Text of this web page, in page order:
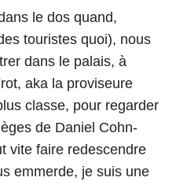
le dos quand,
touristes quoi), nous
dans le palais, à
aka la proviseure
classe, pour regarder
de Daniel Cohn-
vite faire redescendre
emmerde, je suis une